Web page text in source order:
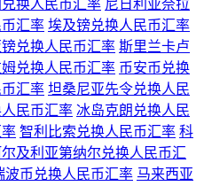
换人民币汇率 尼日利亚奈拉
汇率 埃及镑兑换人民币汇率
兑换人民币汇率 斯里兰卡卢
兑换人民币汇率 币安币兑换
汇率 坦桑尼亚先令兑换人民
民币汇率 冰岛克朗兑换人民
智利比索兑换人民币汇率 科
尔及利亚第纳尔兑换人民币汇
波币兑换人民币汇率 马来西亚